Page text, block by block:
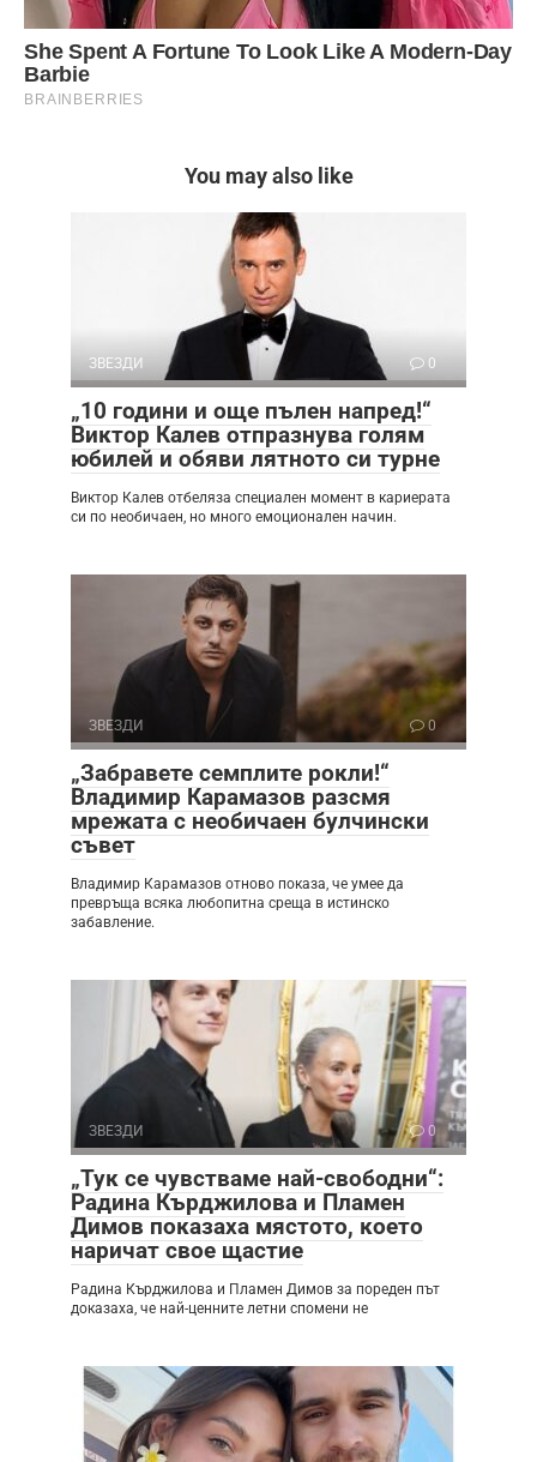
You may also like
ЗВЕЗДИ 0
„10 години и още пълен напред!“
Виктор Калев отпразнува голям
юбилей и обяви лятното си турне
Виктор Калев отбеляза специален момент в кариерата
си по необичаен, но много емоционален начин.
ЗВЕЗДИ 0
„Забравете семплите рокли!“
Владимир Карамазов разсмя
мрежата с необичаен булчински
съвет
Владимир Карамазов отново показа, че умее да
превръща всяка любопитна среща в истинско
забавление.
ЗВЕЗДИ 0
„Тук се чувстваме най-свободни“:
Радина Кърджилова и Пламен
Димов показаха мястото, което
наричат свое щастие
Радина Кърджилова и Пламен Димов за пореден път
доказаха, че най-ценните летни спомени не